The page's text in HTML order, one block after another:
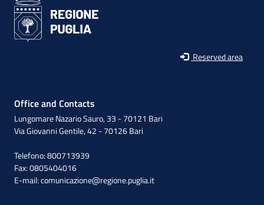
Reserved area
Office and Contacts
Lungomare Nazario Sauro, 33 - 70121 Bari
Via Giovanni Gentile, 42 - 70126 Bari
Telefono: 800713939
Fax: 0805404016
E-mail:comunicazione@regione.puglia.it